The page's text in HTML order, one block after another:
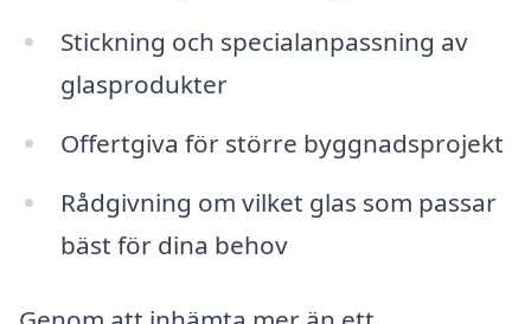
Stickning och specialanpassning av
glasprodukter
Offertgiva för större byggnadsprojekt
Rådgivning om vilket glas som passar
bäst för dina behov